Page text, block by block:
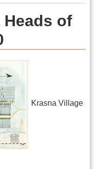
of
Krasna Village